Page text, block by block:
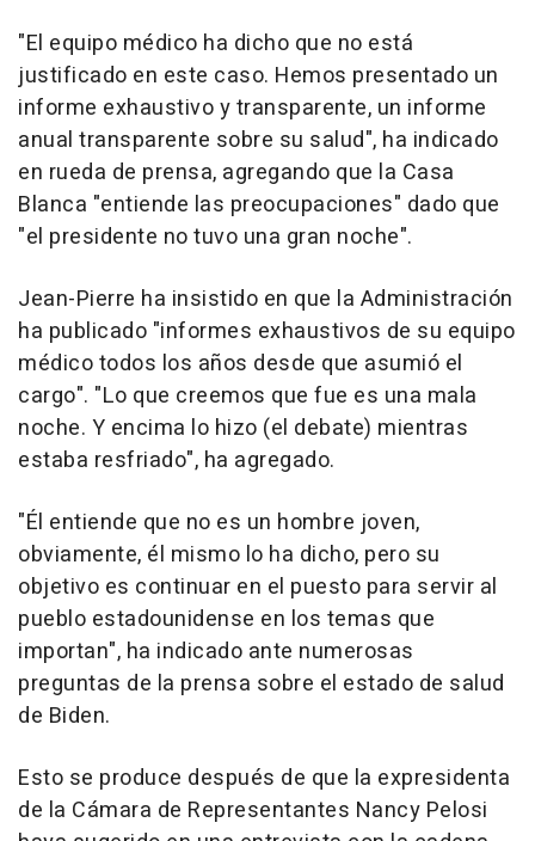
"El equipo médico ha dicho que no está
justificado en este caso. Hemos presentado un
informe exhaustivo y transparente, un informe
anual transparente sobre su salud", ha indicado
en rueda de prensa, agregando que la Casa
Blanca "entiende las preocupaciones" dado que
"el presidente no tuvo una gran noche".
Jean-Pierre ha insistido en que la Administración
ha publicado "informes exhaustivos de su equipo
médico todos los años desde que asumió el
cargo". "Lo que creemos que fue es una mala
noche. Y encima lo hizo (el debate) mientras
estaba resfriado", ha agregado.
"Él entiende que no es un hombre joven,
obviamente, él mismo lo ha dicho, pero su
objetivo es continuar en el puesto para servir al
pueblo estadounidense en los temas que
importan", ha indicado ante numerosas
preguntas de la prensa sobre el estado de salud
de Biden.
Esto se produce después de que la expresidenta
de la Cámara de Representantes Nancy Pelosi